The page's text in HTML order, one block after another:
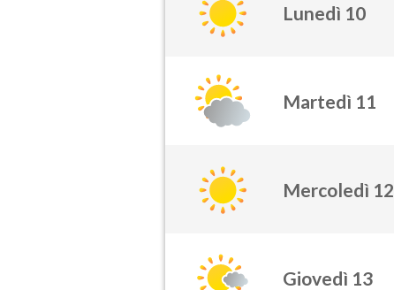
Lunedì 10
Martedì 11
Mercoledì 12
Giovedì 13